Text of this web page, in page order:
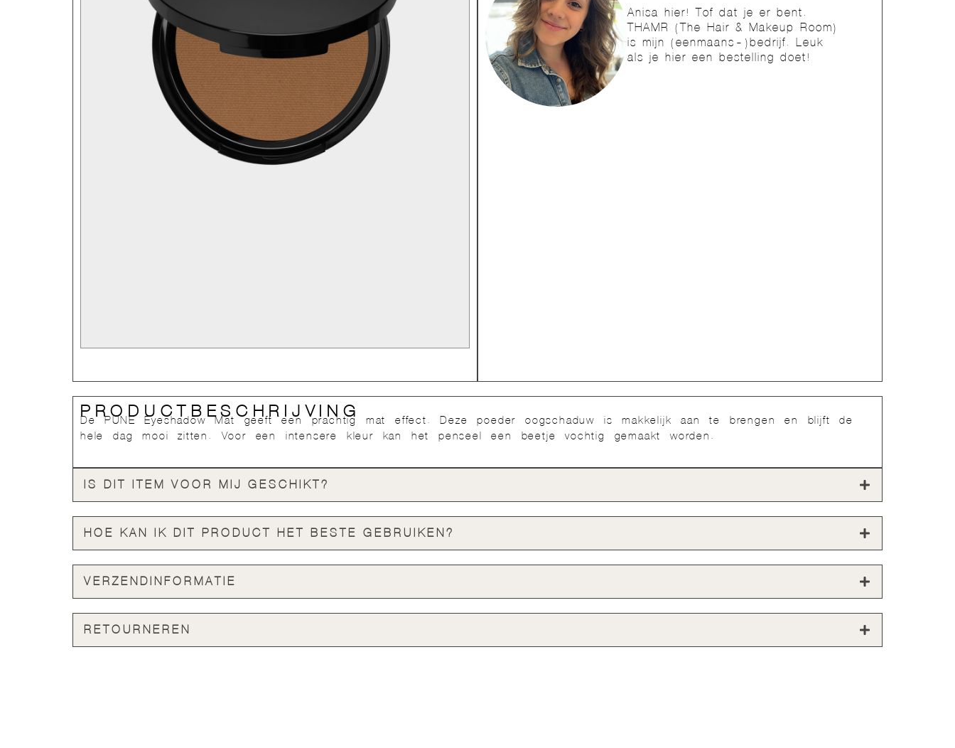
Anisa hier! Tof dat je er bent.
THAMR (The Hair & Makeup Room)
is mijn (eenmaans-)bedrijf. Leuk
als je hier een bestelling doet!
PRODUCTBESCHRIJVING
De PUNE Eyeshadow Mat geeft een prachtig mat effect. Deze poeder oogschaduw is makkelijk aan te brengen en blijft de
hele dag mooi zitten. Voor een intensere kleur kan het penseel een beetje vochtig gemaakt worden.
IS DIT ITEM VOOR MIJ GESCHIKT?
HOE KAN IK DIT PRODUCT HET BESTE GEBRUIKEN?
VERZENDINFORMATIE
RETOURNEREN